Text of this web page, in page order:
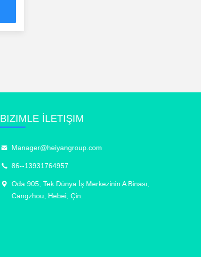
BIZIMLE İLETIŞIM
Manager@heiyangroup.com
86--13931764957
Oda 905, Tek Dünya İş Merkezinin A Binası,
Cangzhou, Hebei, Çin.